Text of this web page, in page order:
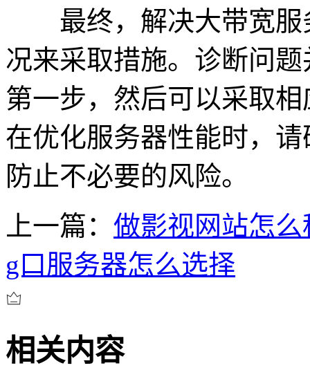
最终，解决大带宽服
况来采取措施。诊断问
第一步，然后可以采取
在优化服务器性能时，
防止不必要的风险。
上一篇： 做影视网站怎
g口服务器怎么选择
相关内容